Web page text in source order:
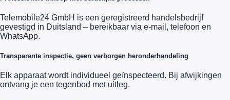
Telemobile24 GmbH is een geregistreerd handelsbedrijf
gevestigd in Duitsland – bereikbaar via e-mail, telefoon en
WhatsApp.
Transparante inspectie, geen verborgen heronderhandeling
Elk apparaat wordt individueel geïnspecteerd. Bij afwijkingen
ontvang je een tegenbod met uitleg.